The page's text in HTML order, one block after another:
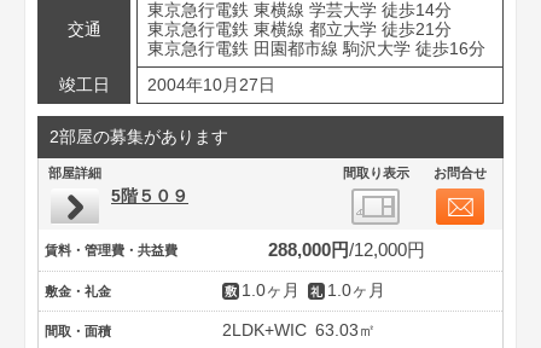
交通
東京急行電鉄 東横線 学芸大学 徒歩14分
東京急行電鉄 東横線 都立大学 徒歩21分
東京急行電鉄 田園都市線 駒沢大学 徒歩16分
竣工日
2004年10月27日
2部屋の募集があります
部屋詳細 間取り表示 お問合せ
5階５０９
賃料・管理費・共益費 288,000円 12,000円
敷金・礼金 1.0ヶ月 1.0ヶ月
間取・面積 2LDK+WIC 63.03㎡